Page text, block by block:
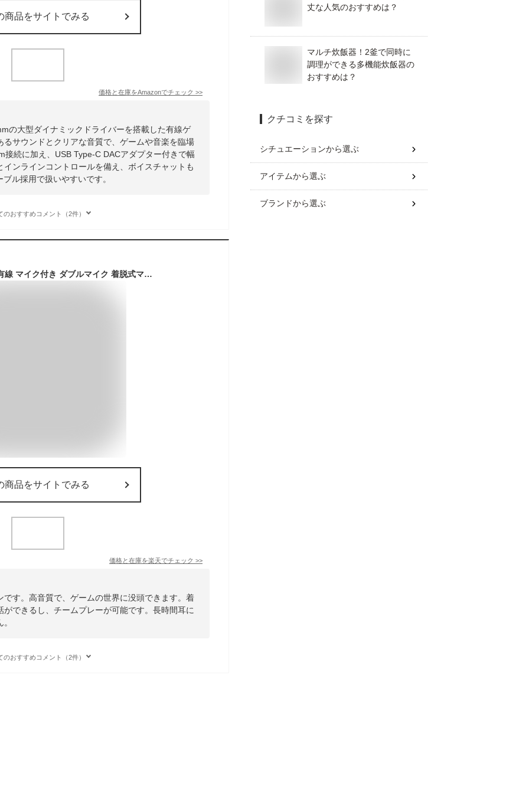
商品をサイトでみる
価格と在庫をAmazonでチェック >>
の大型ダイナミックドライバーを搭載した有線ゲ
サウンドとクリアな音質で、ゲームや音楽を臨場
接続に加え、USB Type-C DACアダプター付きで幅
ンラインコントロールを備え、ボイスチャットも
ル採用で扱いやすいです。
のおすすめコメント（2件）
ゲーミングイヤホン 有線 マイク付き ダブルマイク 着脱式マイク PS5 PS4 Switch レッド グリーン ブラック スマホ PC iPhone 3.5mm テレワーク ボイスチャット 送料無料 gearphone1
商品をサイトでみる
価格と在庫を楽天でチェック >>
す。高音質で、ゲームの世界に没頭できます。着
できるし、チームプレーが可能です。長時間耳に
のおすすめコメント（2件）
丈な人気のおすすめは？
マルチ炊飯器！2釜で同時に
調理ができる多機能炊飯器の
おすすめは？
クチコミを探す
シチュエーションから選ぶ
アイテムから選ぶ
ブランドから選ぶ